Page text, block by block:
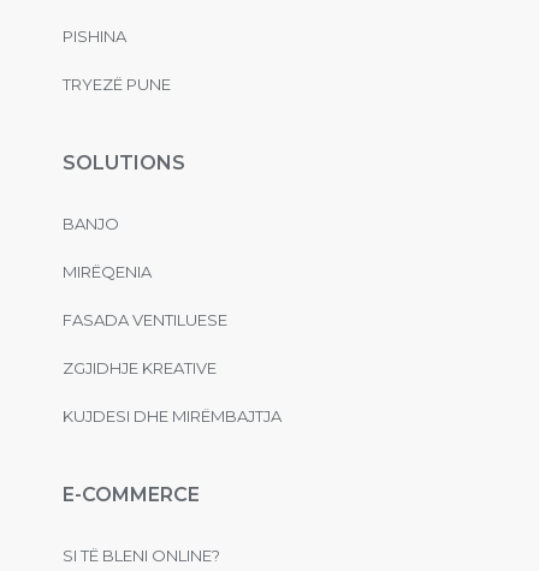
PISHINA
TRYEZË PUNE
SOLUTIONS
BANJO
MIRËQENIA
FASADA VENTILUESE
ZGJIDHJE KREATIVE
KUJDESI DHE MIRËMBAJTJA
E-COMMERCE
SI TË BLENI ONLINE?